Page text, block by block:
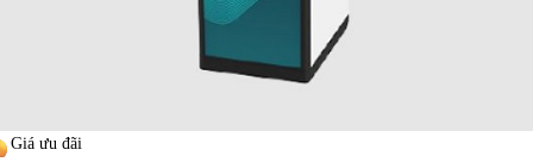
Giá ưu đãi